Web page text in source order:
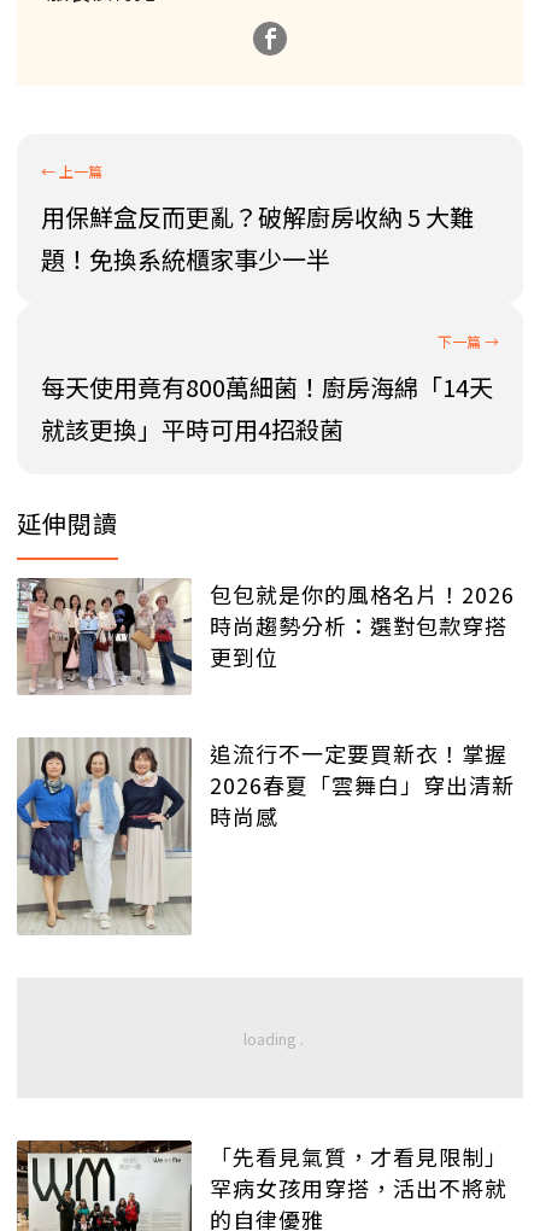
用保鮮盒反而更亂？破解廚房收納 5 大難
題！免換系統櫃家事少一半
每天使用竟有800萬細菌！廚房海綿「14天
就該更換」平時可用4招殺菌
延伸閱讀
包包就是你的風格名片！2026
時尚趨勢分析：選對包款穿搭
更到位
追流行不一定要買新衣！掌握
2026春夏「雲舞白」穿出清新
時尚感
「先看見氣質，才看見限制」
罕病女孩用穿搭，活出不將就
的自律優雅